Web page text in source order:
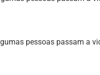
pessoas passam a